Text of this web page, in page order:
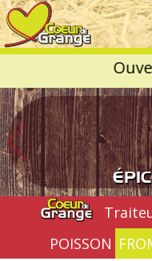
Coeur
Grange
POISSON